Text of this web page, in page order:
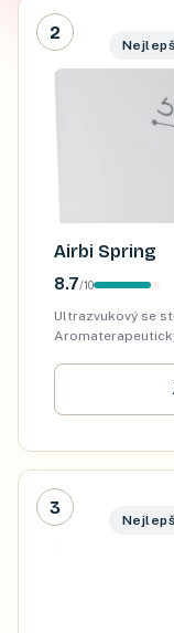
2
Airbi Spring
8.7/10
Ultrazvukový se
3